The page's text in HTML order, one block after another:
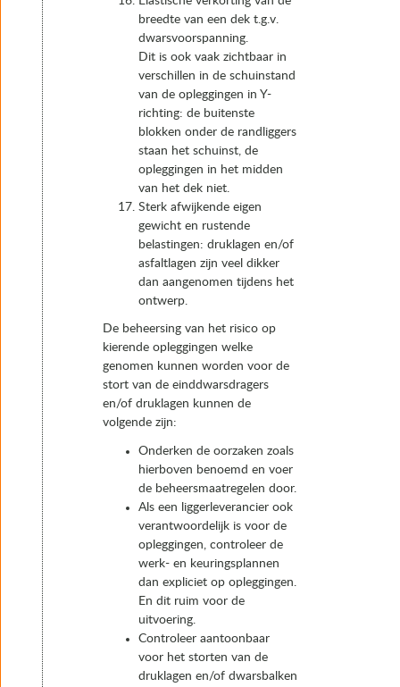
breedte van een dek t.g.v.
dwarsvoorspanning.
Dit is ook vaak zichtbaar in
verschillen in de schuinstand
van de opleggingen in Y-
richting: de buitenste
blokken onder de randliggers
staan het schuinst, de
opleggingen in het midden
van het dek niet.
Sterk afwijkende eigen
gewicht en rustende
belastingen: druklagen en/of
asfaltlagen zijn veel dikker
dan aangenomen tijdens het
ontwerp.
De beheersing van het risico op
kierende opleggingen welke
genomen kunnen worden voor de
stort van de einddwarsdragers
en/of druklagen kunnen de
volgende zijn:
Onderken de oorzaken zoals
hierboven benoemd en voer
de beheersmaatregelen door.
Als een liggerleverancier ook
verantwoordelijk is voor de
opleggingen, controleer de
werk- en keuringsplannen
dan expliciet op opleggingen.
En dit ruim voor de
uitvoering.
Controleer aantoonbaar
voor het storten van de
druklagen en/of dwarsbalken